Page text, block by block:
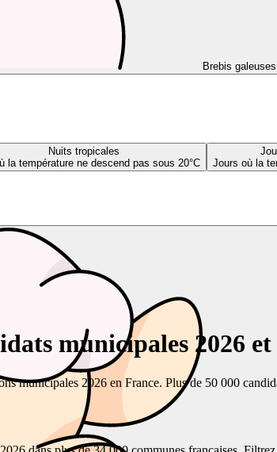
Brebis galeuses
Nuits tropicales
la température ne descend pas sous 20°C
Jours où la
municipales 2026
municipales 2026 en France. Plus de 50 000